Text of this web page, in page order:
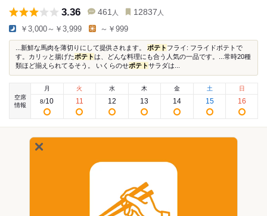
3.36 461 人 12837 人
￥3,000～￥3,999 ～￥999
...新鮮な馬肉を薄切りにして提供されます。 ポテト フライ: フライドポテトで
す。カリッと揚げたポテトは、どんな料理にも合う人気の一品です。...常時20種
類ほど揃えられてるそう。 いくらのせポテトサラダは...
空席
情報
月
8/10
火
11
水
12
木
13
金
14
土
15
日
16